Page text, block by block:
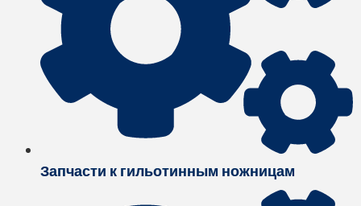
Запчасти к гильотинным ножницам